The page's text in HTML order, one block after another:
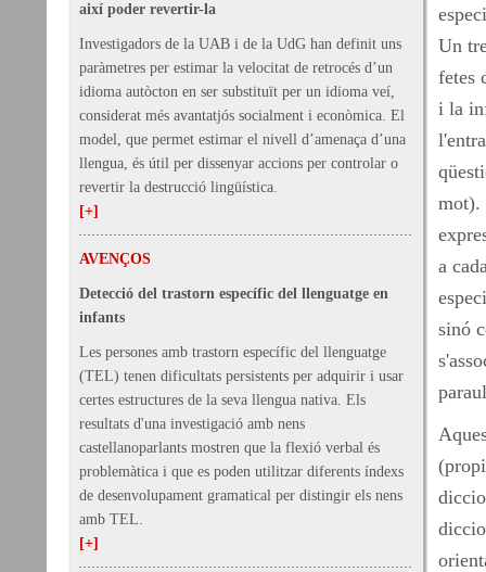
així poder revertir-la
Investigadors de la UAB i de la UdG han definit uns
paràmetres per estimar la velocitat de retrocés d’un
idioma autòcton en ser substituït per un idioma veí,
considerat més avantatjós socialment i econòmica. El
model, que permet estimar el nivell d’amenaça d’una
llengua, és útil per dissenyar accions per controlar o
revertir la destrucció lingüística.
[+]
AVENÇOS
Detecció del trastorn específic del llenguatge en
infants
Les persones amb trastorn específic del llenguatge
(TEL) tenen dificultats persistents per adquirir i usar
certes estructures de la seva llengua nativa. Els
resultats d'una investigació amb nens
castellanoparlants mostren que la flexió verbal és
problemàtica i que es poden utilitzar diferents índexs
de desenvolupament gramatical per distingir els nens
amb TEL.
[+]
Un
fetes
i la
mot).
a
sinó